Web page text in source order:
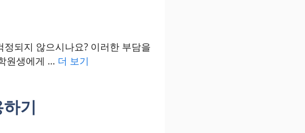
되지 않으시나요? 이러한 부담을
원생에게 … 더 보기
기